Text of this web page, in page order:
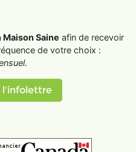
Saine afin de recevoir
de votre choix :
.
l'infolettre